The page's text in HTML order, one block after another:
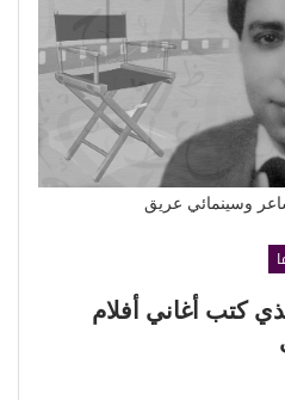
وسينمائي عريق
كتب أغاني أفلام